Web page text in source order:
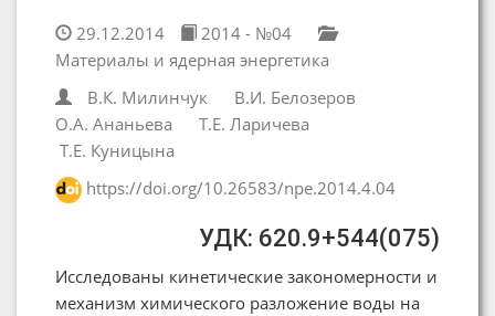
29.12.2014
2014 - №04
Материалы и ядерная энергетика
В.К. Милинчук
В.И. Белозеров
О.А. Ананьева
Т.Е. Ларичева
Т.Е. Куницына
https://doi.org/10.26583/npe.2014.4.04
УДК: 620.9+544(075)
Исследованы кинетические закономерности и
механизм химического разложение воды на